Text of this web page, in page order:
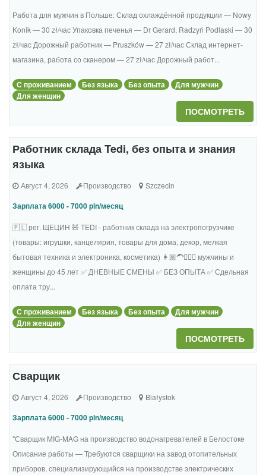
Работа для мужчин в Польше: Склад охлаждённой продукции — Nowy
Konik — 30 zł/час Упаковка печенья — Dr Gerard, Radzyń Podlaski — 30
zł/час Дорожный работник — Pruszków — 27 zł/час Склад интернет-
магазина, работа со сканером — 27 zł/час Дорожный работ...
С проживанием Без языка Без опыта
Для мужчин
Для женщин
ПОСМОТРЕТЬ
Работник склада Tedi, без опыта и знания
языка
Август 4, 2026 Производство Szczecin
Зарплата 6000 - 7000 pln/месяц
🇵🇱 рег. ЩЕЦИН 🧸 TEDI - работник склада на электропогрузчике
(товары: игрушки, канцелярия, товары для дома, декор, мелкая
бытовая техника и электроника, косметика) 👩🏼‍🦱🧔🏻‍♂️ мужчины и
женщины до 45 лет ✅ ДНЕВНЫЕ СМЕНЫ ✅ БЕЗ ОПЫТА ✅ Сдельная
оплата тру...
С проживанием Без языка Без опыта
Для мужчин
Для женщин
ПОСМОТРЕТЬ
Сварщик
Август 4, 2026 Производство Białystok
Зарплата 6000 - 7000 pln/месяц
"Сварщик MIG-MAG на производство водонагревателей в Белостоке
Описание работы — Требуются сварщики на завод отопительных
приборов, специализирующийся на производстве электрических